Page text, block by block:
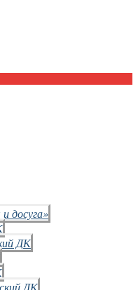
досуга»
ДК